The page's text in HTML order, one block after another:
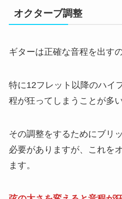
オクターブ調整
ギターは正確な音程を出す
特に12フレット以降のハイ
程が狂ってしまうことが多い
その調整をするためにブリ
必要がありますが、これを
ます。